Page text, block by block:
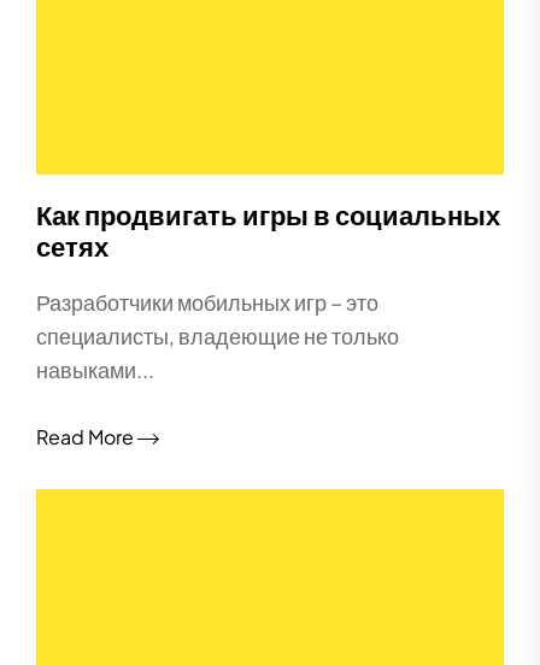
Как продвигать игры в социальных
сетях
Разработчики мобильных игр – это
специалисты, владеющие не только
навыками...
Read More